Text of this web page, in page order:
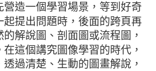
造一個學習場景，等到好奇
起提出問題時，後面的跨頁再
解說圖、剖面圖或流程圖，
這個講究圖像學習的時代，
過清楚、生動的圖畫解說，